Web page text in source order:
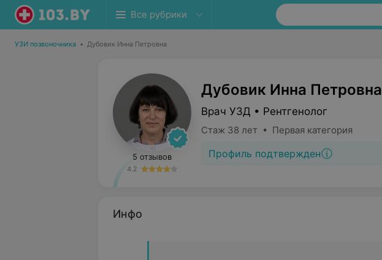
Все рубрики
УЗИ позвоночника • Дубовик Инна Петровна
5 отзывов
4.2
Дубовик Инна Петровна
Врач УЗД • Рентгенолог
Стаж 38 лет • Первая категория
Профиль подтвержден
Инфо